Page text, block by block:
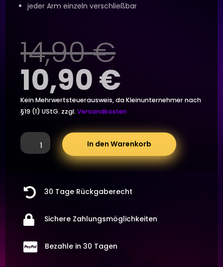
jeder Arm einzeln verschließbar
14,90€
Preis
war:
14,90 €
10,90€
Preis
ist:
10,90 €.
Kein Mehrwertsteuerausweis, da Kleinunternehmer nach
§19 (1) UStG. zzgl.Versandkosten
6er
Shot
inkl.
Gläser,
Shotdispenser,
Schnapsglas
Spender
In den Warenkorb
 30 Tage Rückgaberecht
 Sichere Zahlungsmöglichkeiten
 Bezahle in 30 Tagen